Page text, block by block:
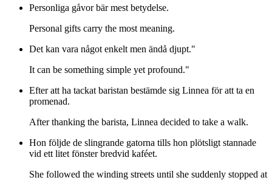
Personliga gåvor bär mest betydelse.
Personal gifts carry the most meaning.
Det kan vara något enkelt men ändå djupt."
It can be something simple yet profound."
Efter att ha tackat baristan bestämde sig Linnea för att ta en
promenad.
After thanking the barista, Linnea decided to take a walk.
Hon följde de slingrande gatorna tills hon plötsligt stannade
vid ett litet fönster bredvid kaféet.
She followed the winding streets until she suddenly stopped at